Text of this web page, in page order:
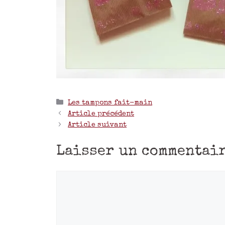
Les tampons fait-main
Article précédent
Article suivant
Laisser un